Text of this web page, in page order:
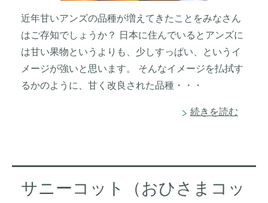
近年甘いアンズの品種が増えてきたことをみなさん
はご存知でしょうか？ 日本に住んでいるとアンズに
は甘い果物というよりも、少しすっぱい、というイ
メージが強いと思います。 そんなイメージを払拭す
るかのように、甘く改良された品種・・・
続きを読む
サニーコット（おひさまコッ